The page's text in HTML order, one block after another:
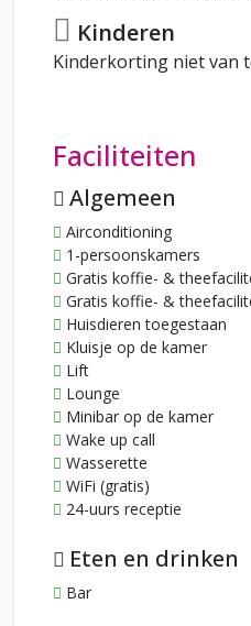
Kinderen
Kinderkorting niet van
Faciliteiten
Algemeen
Airconditioning
1-persoonskamers
Gratis koffie- &
Gratis koffie- &
Huisdieren toegestaan
Kluisje op de kamer
Lift
Lounge
Minibar op de kamer
Wake up call
Wasserette
WiFi (gratis)
24-uurs receptie
Eten en drinken
Bar